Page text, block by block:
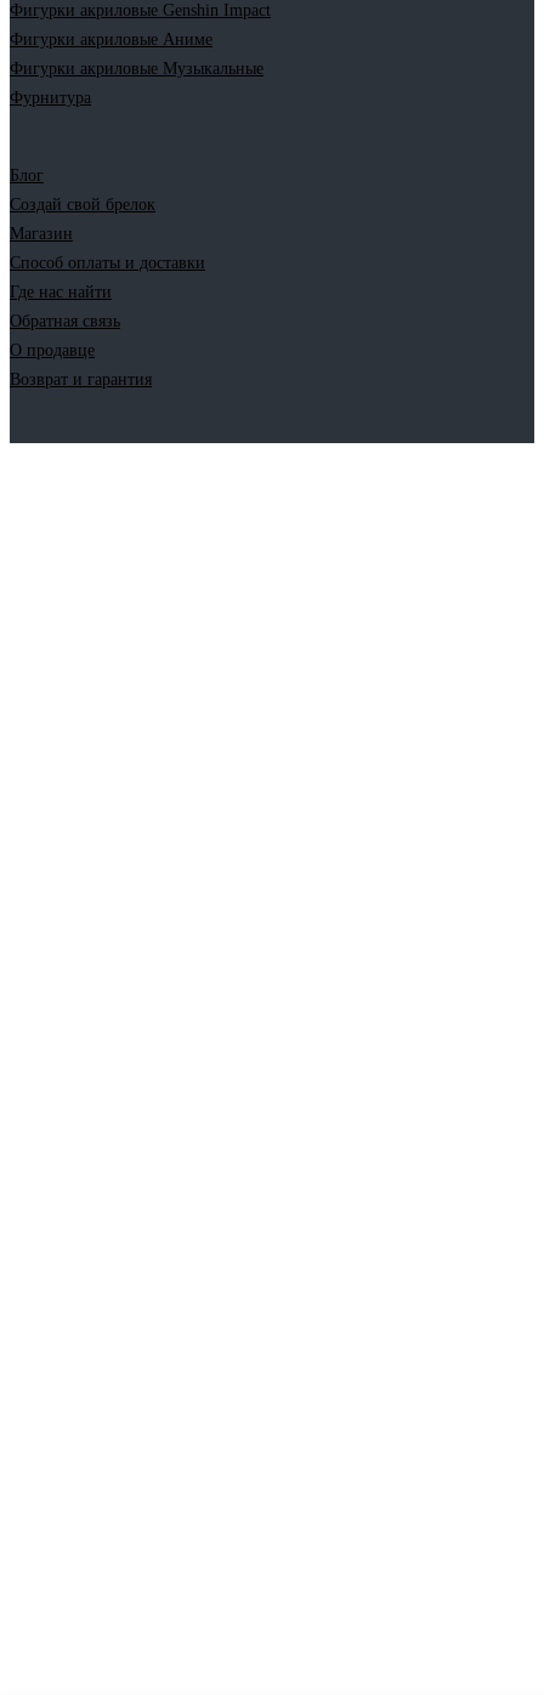
Фигурки акриловые Genshin Impact
Фигурки акриловые Аниме
Фигурки акриловые Музыкальные
Фурнитура
Блог
Создай свой брелок
Магазин
Способ оплаты и доставки
Где нас найти
Обратная связь
О продавце
Возврат и гарантия